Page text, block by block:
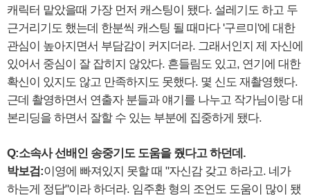
캐릭터 맡았을때 가장 먼저 캐스팅이 됐다. 설레기도 하고 두
근거리기도 했는데 한분씩 캐스팅 될 때마다 '구르미'에 대한
관심이 높아지면서 부담감이 커지더라. 그래서인지 제 자신에
있어서 중심이 잘 잡히지 않았다. 흔들림도 있고, 연기에 대한
확신이 있지도 않고 만족하지도 못했다. 몇 신도 재촬영했다.
근데 촬영하면서 연출자 분들과 얘기를 나누고 작가님이랑 대
본리딩을 하면서 잘할 수 있는 부분에 집중하게 됐다.
Q:소속사 선배인 송중기도 도움을 줬다고 하던데.
박보검:이영에 빠져있지 못할 때 "자신감 갖고 하라고. 네가
하는게 정답"이라 하더라. 임주환 형의 조언도 도움이 많이 됐